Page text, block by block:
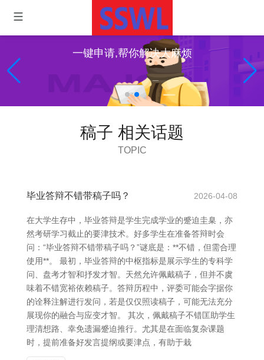
一键申请,帮你解决大麻烦
稿子 相关话题
TOPIC
毕业答辩不错带稿子吗？ 2026-04-08
在大学生存中，毕业答辩是学生完成学业的蹙迫圭臬，亦
然考研学习截止的要津技术。好多学生在准备答辩时会
问：“毕业答辩不错带稿子吗？”谜底是：**不错，但需合理
使用**。 最初，毕业答辩的中枢指标是展示学生的专科学
问、盘考才智和抒发才智。天然允许佩戴稿子，但并不虞
味着不错宽裕依赖稿子。答辩历程中，评委可能会字据你
的诠释注解进行发问，若是仅仅照读稿子，可能无法充分
展现你的融合与应变才智。 其次，佩戴稿子不错匡助学生
理清想路、幸免遗漏蹙迫推行。尤其是在面临复杂课题
时，提前准备好发言提纲或要津点，有助于栽